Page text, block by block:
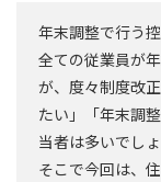
年末調整で行う
全ての従業員が
が、度々制度改
たい」「年末調
当者は多いでしょ
そこで今回は、